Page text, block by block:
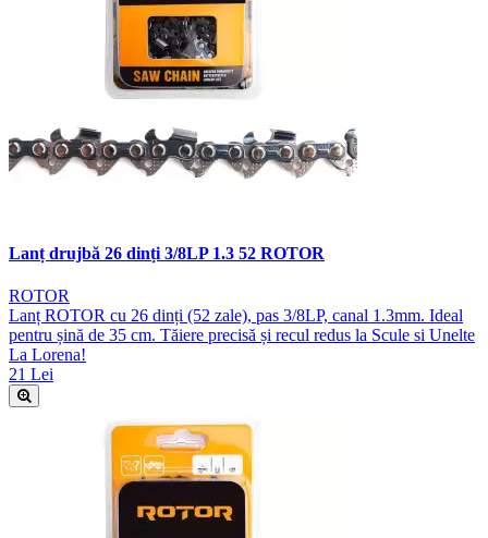
Lanț drujbă 26 dinți 3/8LP 1.3 52 ROTOR
ROTOR
Lanț ROTOR cu 26 dinți (52 zale), pas 3/8LP, canal 1.3mm. Ideal
pentru șină de 35 cm. Tăiere precisă și recul redus la Scule si Unelte
La Lorena!
21 Lei